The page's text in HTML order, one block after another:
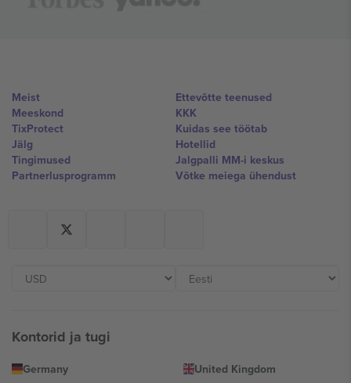
Meist
Meeskond
TixProtect
Jälg
Tingimused
Partnerlusprogramm
Ettevõtte teenused
KKK
Kuidas see töötab
Hotellid
Jalgpalli MM-i keskus
Võtke meiega ühendust
Kontorid ja tugi
Germany
United Kingdom